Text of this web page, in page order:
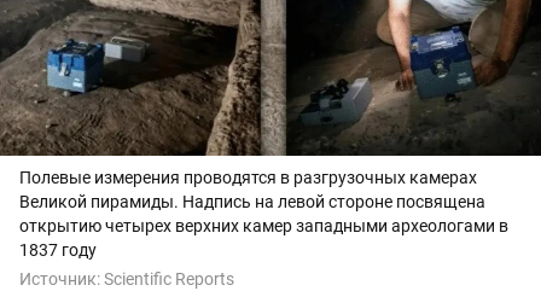
Полевые измерения проводятся в разгрузочных камерах
Великой пирамиды. Надпись на левой стороне посвящена
открытию четырех верхних камер западными археологами в
1837 году
Источник:Scientific Reports